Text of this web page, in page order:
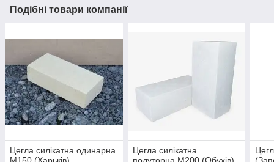
Подібні товари компанії
Цегла силікатна одинарна
Цегла силікатна